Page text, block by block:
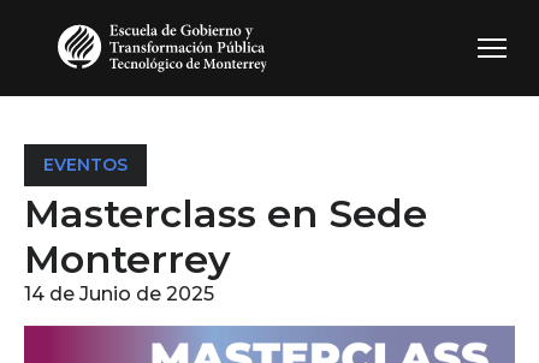
EVENTOS
Masterclass en Sede
Monterrey
14 de Junio de 2025